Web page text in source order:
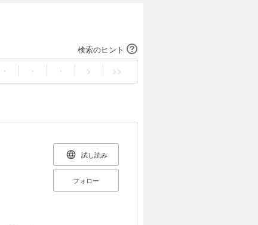
検索のヒント
・ ・ ・ > >>
試し読み
フォロー